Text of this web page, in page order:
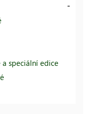
a speciální edice